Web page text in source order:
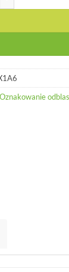
Oznakowanie